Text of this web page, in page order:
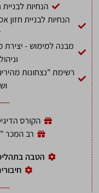
הנחיות
הנחיות לבניית חזון
מבנה למימוש - יצירת
רשימת "נצחונות
הקורס
רב המכר
הטבה בתהליכי יעוץ 1 על